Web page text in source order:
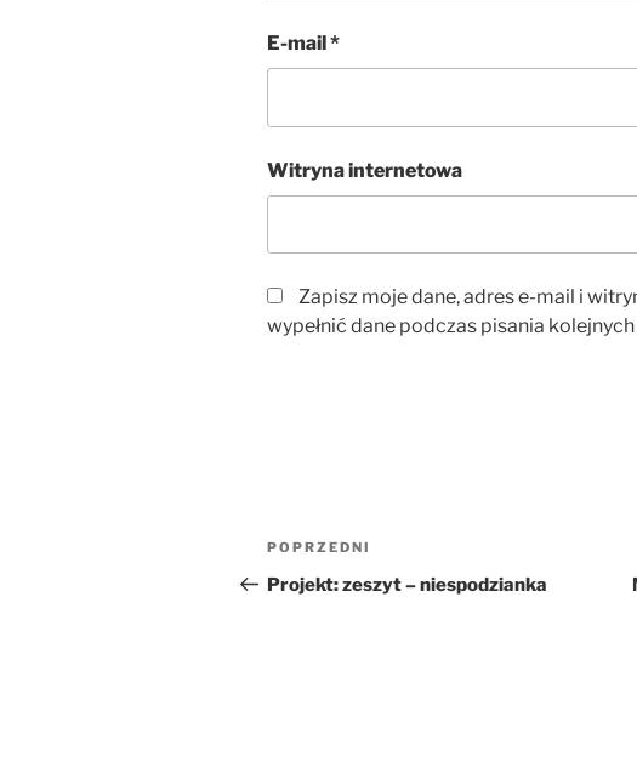
E-mail *
Witryna internetowa
Zapisz moje dane, adres e-mail i
wypełnić dane podczas pisania
Nawigacja
wpisu
Poprzedni
wpis
POPRZEDNI
Projekt: zeszyt – niespodzianka